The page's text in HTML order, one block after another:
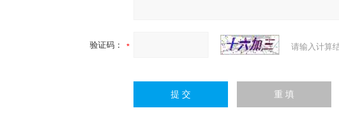
验证码： 请输入计算